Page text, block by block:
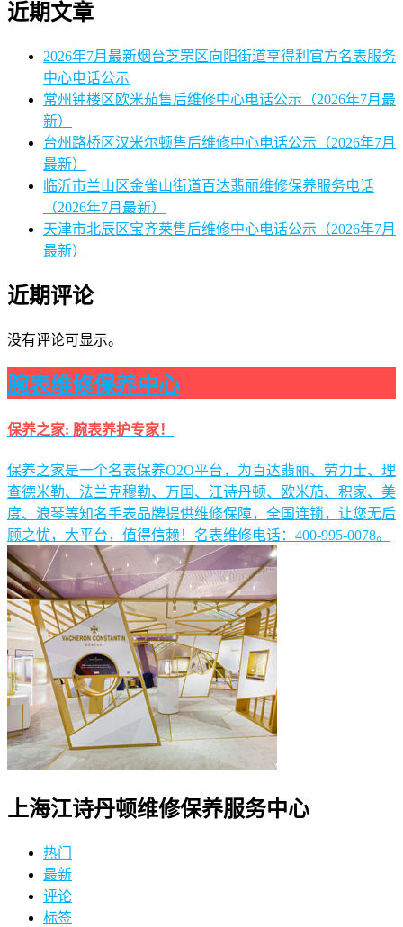
近期文章
2026年7月最新烟台芝罘区向阳街道亨得利官方名表服务
中心电话公示
常州钟楼区欧米茄售后维修中心电话公示（2026年7月最
新）
台州路桥区汉米尔顿售后维修中心电话公示（2026年7月
最新）
临沂市兰山区金雀山街道百达翡丽维修保养服务电话
（2026年7月最新）
天津市北辰区宝齐莱售后维修中心电话公示（2026年7月
最新）
近期评论
没有评论可显示。
腕表维修保养中心
保养之家: 腕表养护专家！
保养之家是一个名表保养O2O平台，为百达翡丽、劳力士、理
查德米勒、法兰克穆勒、万国、江诗丹顿、欧米茄、积家、美
度、浪琴等知名手表品牌提供维修保障，全国连锁，让您无后
顾之忧，大平台，值得信赖！名表维修电话：400-995-0078。
上海江诗丹顿维修保养服务中心
热门
最新
评论
标签